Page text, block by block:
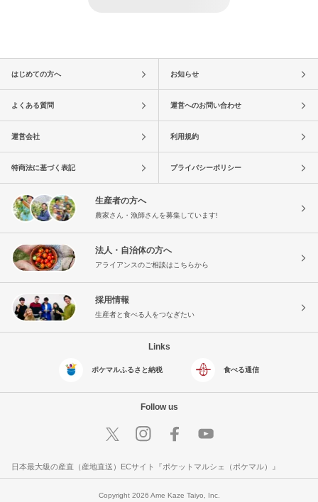
はじめての方へ お知らせ
よくある質問 運営へのお問い合わせ
運営会社 利用規約
特商法に基づく表記 プライバシーポリシー
生産者の方へ
農家さん・漁師さんを募集しています!
法人・自治体の方へ
アライアンスのご相談はこちらから
採用情報
生産者と食べる人をつなぎたい
Links
ポケマルふるさと納税 食べる通信
Follow us
日本最大級の産直（産地直送）ECサイト『ポケットマルシェ（ポケマル）』
Copyright 2026 Ame Kaze Taiyo, Inc.